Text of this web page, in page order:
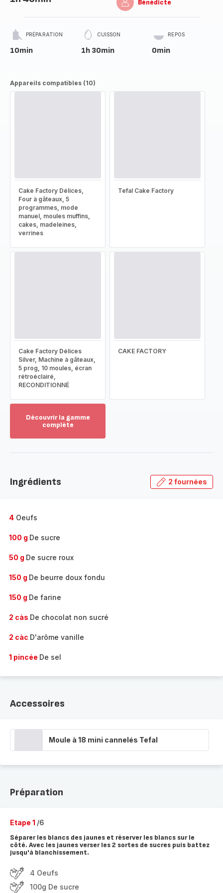
Bénédicte
PRÉPARATION
10min
CUISSON
1h 30min
REPOS
0min
Appareils compatibles (10)
Cake Factory Délices,
Four à gâteaux, 5
programmes, mode
manuel, moules muffins,
cakes, madeleines,
verrines
Tefal Cake Factory
Cake Factory Délices
Silver, Machine à gâteaux,
5 prog, 10 moules, écran
rétroéclairé,
RECONDITIONNÉ
CAKE FACTORY
Découvrir la gamme
complète
gamme
Ingrédients 2 fournées
4 Oeufs
100 g De sucre
50 g De sucre roux
150 g De beurre doux fondu
150 g De farine
2 càs De chocolat non sucré
2 càc D'arôme vanille
1 pincée De sel
Accessoires
Moule à 18 mini cannelés Tefal
Préparation
Etape 1 /6
Séparer les blancs des jaunes et réserver les blancs sur le
côté. Avec les jaunes verser les 2 sortes de sucres puis battez
jusqu'à blanchissement.
4 Oeufs
100g De sucre